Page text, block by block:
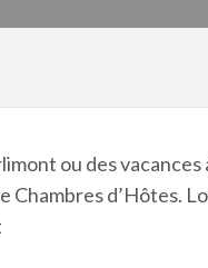
ou des
Chambres d’Hôtes.